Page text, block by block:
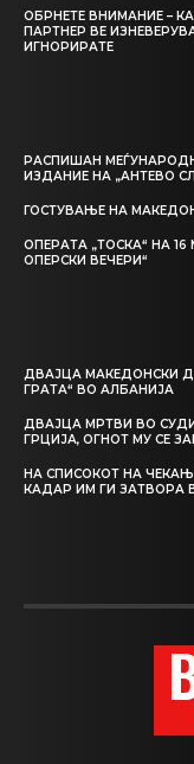
ОБРНЕТЕ ВНИМАНИЕ –
ПАРТНЕР ВЕ
ИГНОРИРАТЕ
РАСПИШАН
ИЗДАНИЕ НА „АНТЕВО
ГОСТУВАЊЕ НА
ОПЕРАТА „ТОСКА“ НА
ОПЕРСКИ ВЕЧЕРИ“
ДВАЈЦА МАКЕДОНСКИ
ГРАТА“ ВО АЛБАНИЈА
ДВАЈЦА МРТВИ ВО
ГРЦИЈА, ОГНОТ МУ СЕ
НА СПИСОКОТ НА
КАДАР ИМ ГИ ЗАТВОРА